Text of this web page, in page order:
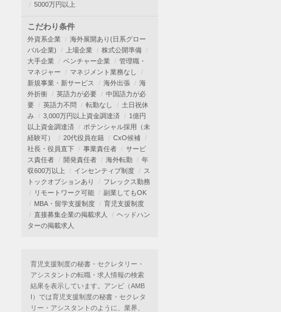
5000万円以上
こだわり条件
外資系企業
海外展開あり(日系グロー
バル企業)
上場企業
株式公開準備
大手企業
ベンチャー企業
管理職・
マネジャー
マネジメント業務なし
新規事業・新サービス
海外出張
海
外折衝
英語力が必要
中国語力が必
要
英語力不問 転勤なし
土日祝休
み
3,000万円以上資金調達済
1億円
以上資金調達済
ポテンシャル採用（未
経験可）
20代役員在籍
CxO候補
社長・役員直下
事業責任者
サービ
ス責任者
開発責任者 海外転勤
年
収600万以上
インセンティブ制度
ス
トックオプションあり
フレックス勤務
リモートワーク可能
副業してもOK
MBA・留学支援制度
育児支援制度
直接募集企業の掲載求人
ヘッドハン
ターの掲載求人
育児支援制度の秘書・セクレタリー・
アシスタントの転職・求人情報の検索
結果を表示しています。アンビ（AMB
I）では育児支援制度の秘書・セクレタ
リー・アシスタントのように、業界、